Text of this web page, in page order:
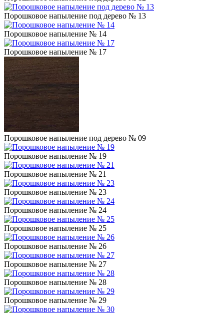
Порошковое напыление под дерево № 13
Порошковое напыление № 14
Порошковое напыление № 17
Порошковое напыление под дерево № 09
Порошковое напыление № 19
Порошковое напыление № 21
Порошковое напыление № 23
Порошковое напыление № 24
Порошковое напыление № 25
Порошковое напыление № 26
Порошковое напыление № 27
Порошковое напыление № 28
Порошковое напыление № 29